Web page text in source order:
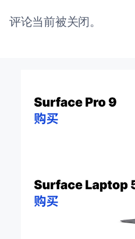
评论当前被关闭。